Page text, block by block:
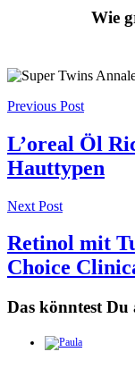
Wie
Post
navigation
Previous Post
L’oreal Öl
Hauttypen
Next Post
Retinol mit
Choice
Das könntest Du